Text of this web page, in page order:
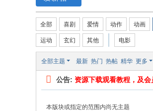
社
区
全部 喜剧 爱情 动作 动画
运动 玄幻 其他 电影
全部主题 最新 热门 热帖 精华 更多
公告: 资源下载观看教程，及会
本版块或指定的范围内尚无主题